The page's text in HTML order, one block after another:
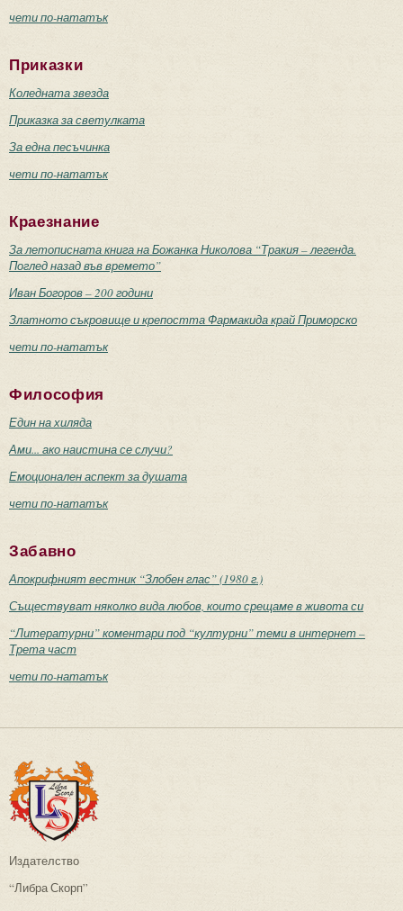
чети по-нататък
Приказки
Коледната звезда
Приказка за светулката
За една песъчинка
чети по-нататък
Краезнание
За летописната книга на Божанка Николова “Тракия – легенда.
Поглед назад във времето”
Иван Богоров – 200 години
Златното съкровище и крепостта Фармакида край Приморско
чети по-нататък
Философия
Един на хиляда
Ами... ако наистина се случи?
Емоционален аспект за душата
чети по-нататък
Забавно
Апокрифният вестник “Злобен глас” (1980 г.)
Съществуват няколко вида любов, които срещаме в живота си
“Литературни” коментари под “културни” теми в интернет –
Трета част
чети по-нататък
Издателство
“Либра Скорп”